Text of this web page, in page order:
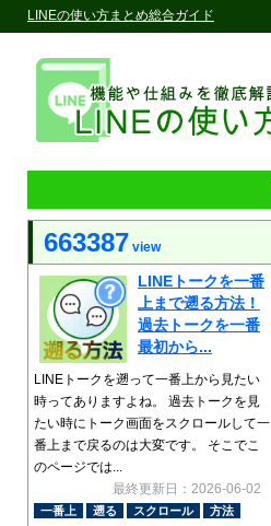
LINEの使い方まとめ総合ガイド
663387 view
LINEトークを一番
上まで遡る方法！
過去トークを一番
最初から...
LINEトークを遡って一番上から見たい
時ってありますよね。 過去トークを見
たい時にトーク画面をスクロールして一
番上まで戻るのは大変です。 そこでこ
のページでは...
最終更新日：2026-06-02
一番上 遡る スクロール 方法